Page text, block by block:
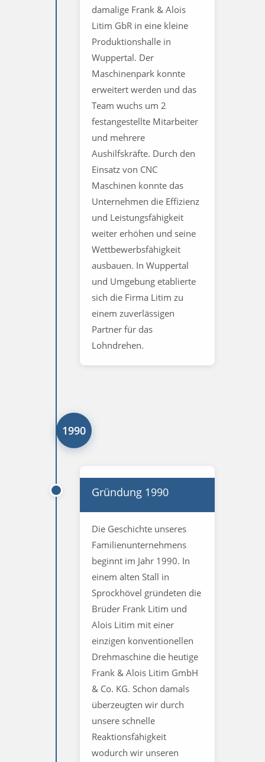
damalige Frank & Alois
Litim GbR in eine kleine
Produktionshalle in
Wuppertal. Der
Maschinenpark konnte
erweitert werden und das
Team wuchs um 2
festangestellte Mitarbeiter
und mehrere
Aushilfskräfte. Durch den
Einsatz von CNC
Maschinen konnte das
Unternehmen die Effizienz
und Leistungsfähigkeit
weiter erhöhen und seine
Wettbewerbsfähigkeit
ausbauen. In Wuppertal
und Umgebung etablierte
sich die Firma Litim zu
einem zuverlässigen
Partner für das
Lohndrehen.
1990
Gründung 1990
Die Geschichte unseres
Familienunternehmens
beginnt im Jahr 1990. In
einem alten Stall in
Sprockhövel gründeten die
Brüder Frank Litim und
Alois Litim mit einer
einzigen konventionellen
Drehmaschine die heutige
Frank & Alois Litim GmbH
& Co. KG. Schon damals
überzeugten wir durch
unsere schnelle
Reaktionsfähigkeit
wodurch wir unseren